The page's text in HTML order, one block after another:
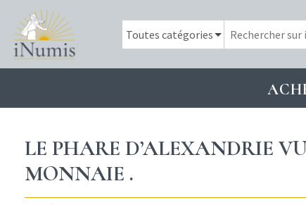
LE PHARE D’ALEXANDRIE
MONNAIE .